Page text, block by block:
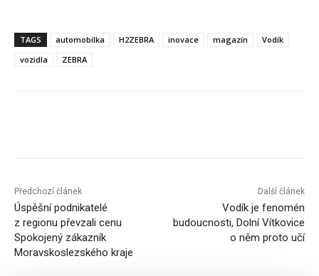
TAGS automobilka H2ZEBRA inovace magazín
Vodík
vozidla
ZEBRA
Předchozí článek
Úspěšní podnikatelé
z regionu převzali cenu
Spokojený zákazník
Moravskoslezského kraje
Další článek
Vodík je fenomén
budoucnosti, Dolní Vítkovice
o něm proto učí